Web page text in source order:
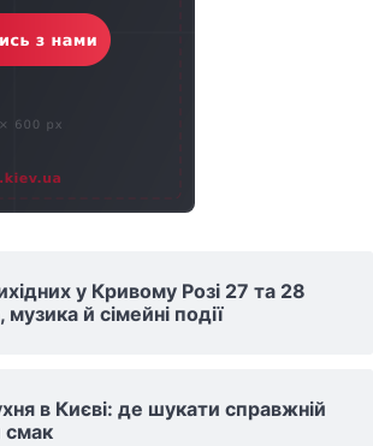
у Кривому Розі 27 та 28
й сімейні події
в Києві: де шукати справжній
смак